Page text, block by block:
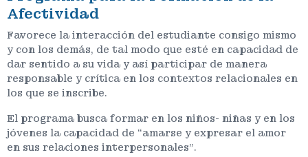
Afectividad
Favorece la interacción del estudiante consigo mismo
y con los demás, de tal modo que esté en capacidad de
dar sentido a su vida y así participar de manera
responsable y crítica en los contextos relacionales en
los que se inscribe.
El programa busca formar en los niños- niñas y en los
jóvenes la capacidad de “amarse y expresar el amor
en sus relaciones interpersonales”.